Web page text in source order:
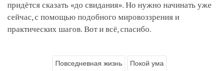
придётся сказать «до свидания». Но нужно начинать уже
сейчас, с помощью подобного мировоззрения и
практических шагов. Вот и всё, спасибо.
Повседневная жизнь Покой ума